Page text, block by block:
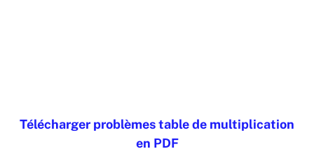
Télécharger problèmes table de multiplication
en PDF